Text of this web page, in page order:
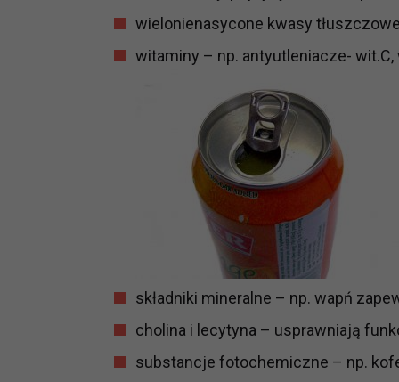
wielonienasycone kwasy
witaminy – np. antyutleniacze-
składniki mineralne – np. wapń
cholina i lecytyna – usprawniają
substancje fotochemiczne – np.
Przetwarzanie Twoich danych w